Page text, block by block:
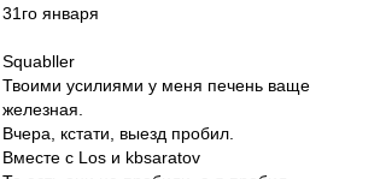
31го января
Squabller
Твоими усилиями у меня печень ваще
железная.
Вчера, кстати, выезд пробил.
Вместе с Los и kbsaratov